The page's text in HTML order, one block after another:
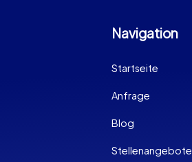
Navigation
Startseite
Anfrage
Blog
Stellenangebote